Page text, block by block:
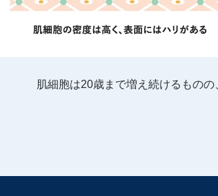
肌細胞は20歳まで増え続けるもの